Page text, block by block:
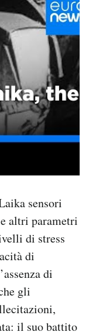
sensori
altri parametri
di stress
di
di
gli
il suo battito